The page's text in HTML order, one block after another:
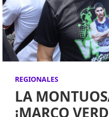
REGIONALES
LA
¡MARCO